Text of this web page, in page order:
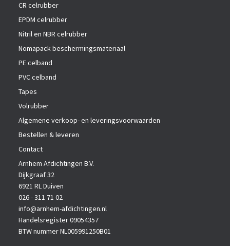
CR celrubber
EPDM celrubber
Nitril en NBR celrubber
Nomapack beschermingsmateriaal
PE celband
PVC celband
Tapes
Volrubber
Algemene verkoop- en leveringsvoorwaarden
Bestellen & leveren
Contact
Arnhem Afdichtingen B.V.
Dijkgraaf 32
6921 RL Duiven
026 - 311 71 02
info@arnhem-afdichtingen.nl
Handelsregister 09054357
BTW nummer NL005991250B01